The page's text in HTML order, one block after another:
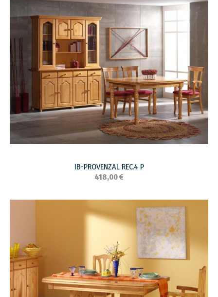
IB-PROVENZAL REC.4 P
418,00 €